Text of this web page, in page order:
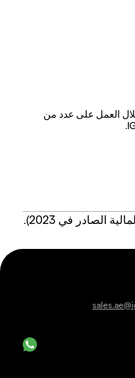
العمل على عدد من
الصادر في 2023).